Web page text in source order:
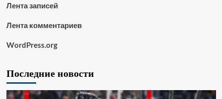
Лента записей
Лента комментариев
WordPress.org
Последние новости